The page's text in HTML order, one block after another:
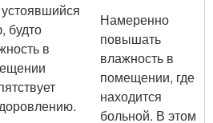
будто
в
Намеренно
повышать
влажность в
помещении, где
находится
больной. В этом